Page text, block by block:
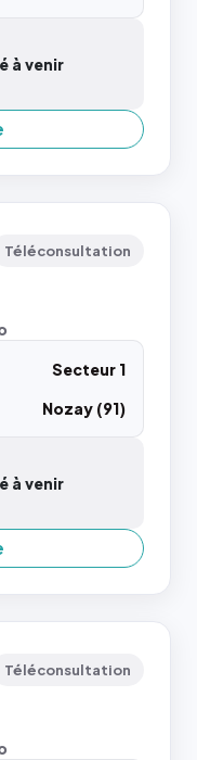
à venir
Téléconsultation
Secteur 1
Nozay (91)
à venir
Téléconsultation